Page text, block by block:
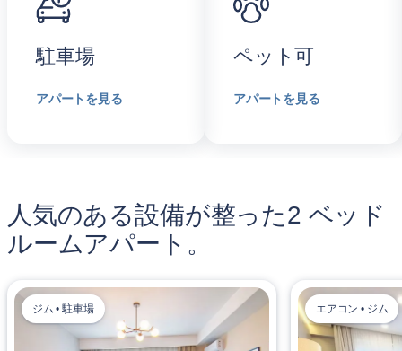
駐車場
アパートを見る
ペット可
アパートを見る
人気のある設備が整った2 ベッド
ルームアパート。
ジム • 駐車場 エアコン • ジム